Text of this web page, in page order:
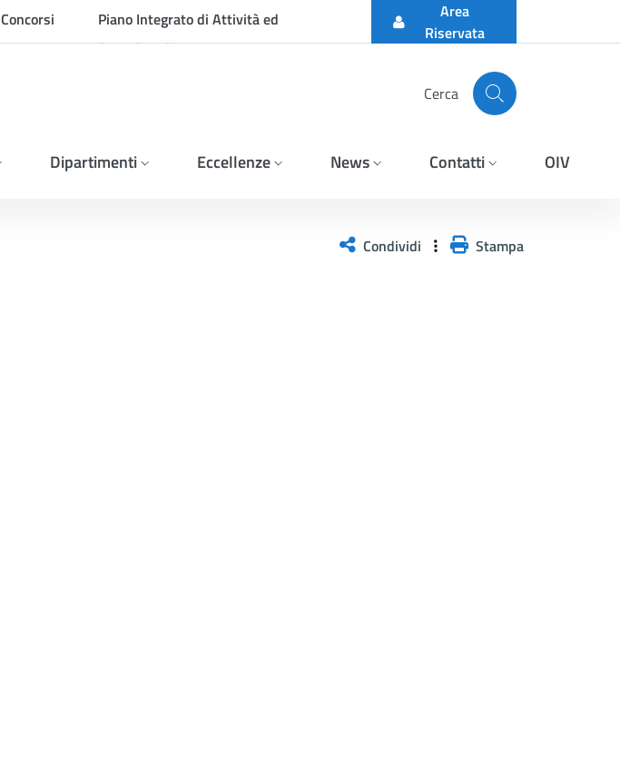
Concorsi
Piano Integrato di Attività ed
Organizzazione
Area
Riservata
Cerca
Dipartimenti Eccellenze News Contatti OIV
Condividi Stampa